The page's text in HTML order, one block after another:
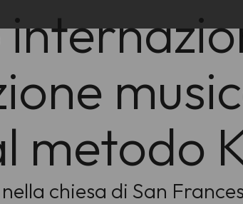
metodo
chiesa di San